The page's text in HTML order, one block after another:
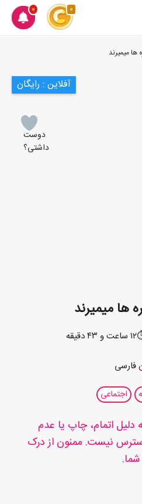
0 0
ها میمیرند
آفلاین : رایگان
دوست
داشتی؟
ها میمیرند
دقیقه
فارسی
اجتماعی
دلیل اتمام، چاپ یا عدم
نیست. ممنون از درک
شما.